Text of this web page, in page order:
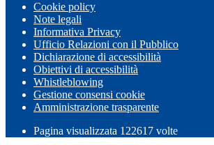
Cookie policy
Note legali
Informativa Privacy
Ufficio Relazioni con il Pubblico
Dichiarazione di accessibilità
Obiettivi di accessibilità
Whistleblowing
Gestione consensi cookie
Amministrazione trasparente
Pagina visualizzata 122617 volte